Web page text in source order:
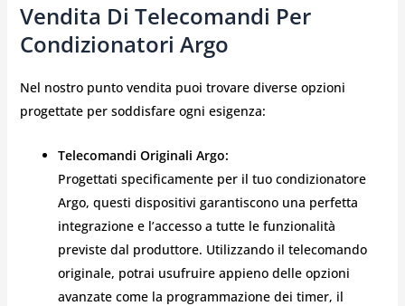
Vendita Di Telecomandi Per
Condizionatori Argo
Nel nostro punto vendita puoi trovare diverse opzioni
progettate per soddisfare ogni esigenza:
Telecomandi Originali Argo:
Progettati specificamente per il tuo condizionatore
Argo, questi dispositivi garantiscono una perfetta
integrazione e l’accesso a tutte le funzionalità
previste dal produttore. Utilizzando il telecomando
originale, potrai usufruire appieno delle opzioni
avanzate come la programmazione dei timer, il